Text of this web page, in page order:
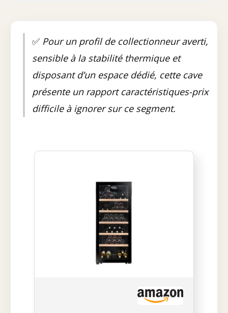
✅ Pour un profil de collectionneur averti,
sensible à la stabilité thermique et
disposant d’un espace dédié, cette cave
présente un rapport caractéristiques-prix
difficile à ignorer sur ce segment.